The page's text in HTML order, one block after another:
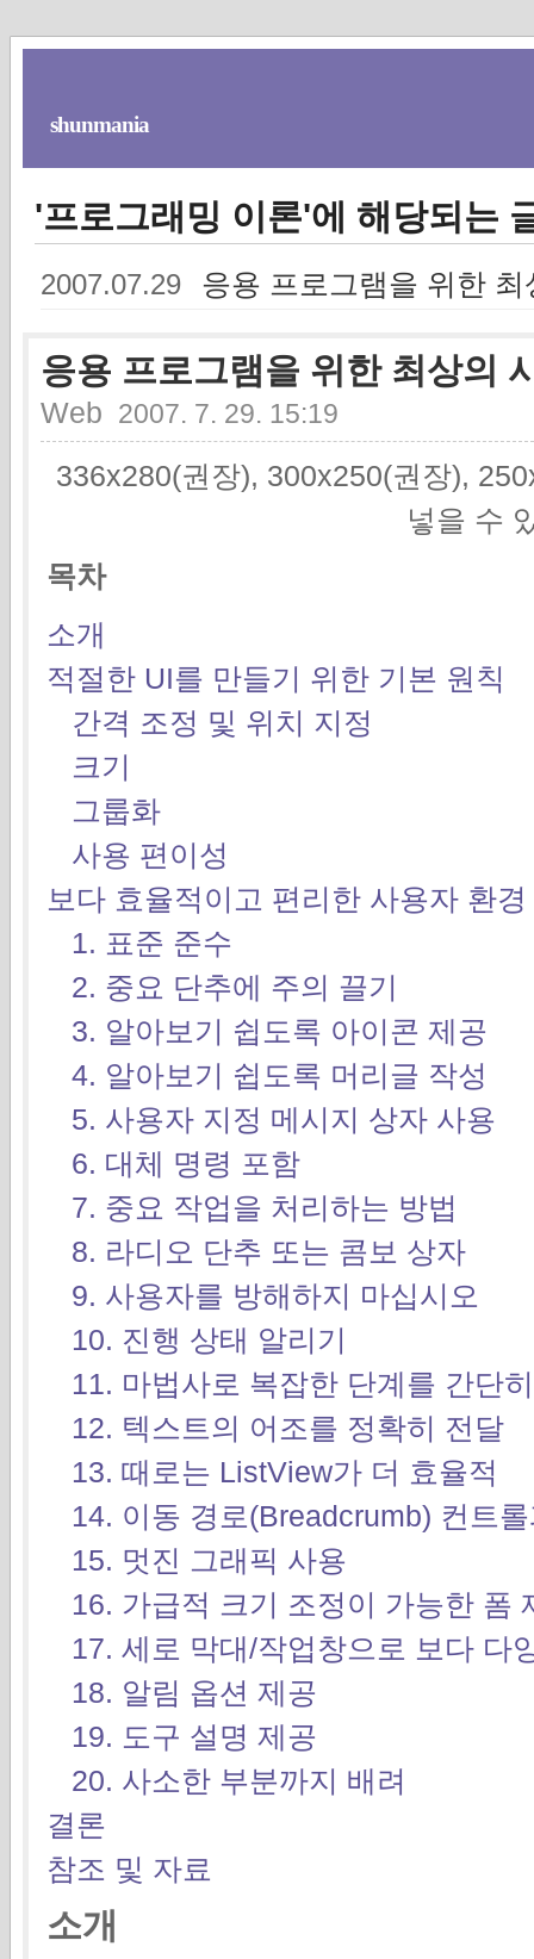
shunmania
'프로그래밍 이론'에 해당되는
2007.07.29 응용 프로그램을 위한
응용 프로그램을 위한 최상의
Web 2007. 7. 29. 15:19
336x280(권장), 300x250(권장),
넣을 수
목차
소개
적절한 UI를 만들기 위한 기본 원칙
간격 조정 및 위치 지정
크기
그룹화
사용 편이성
보다 효율적이고 편리한 사용자 환
1. 표준 준수
2. 중요 단추에 주의 끌기
3. 알아보기 쉽도록 아이콘 제공
4. 알아보기 쉽도록 머리글 작성
5. 사용자 지정 메시지 상자 사용
6. 대체 명령 포함
7. 중요 작업을 처리하는 방법
8. 라디오 단추 또는 콤보 상자
9. 사용자를 방해하지 마십시오
10. 진행 상태 알리기
11. 마법사로 복잡한 단계를 간단
12. 텍스트의 어조를 정확히 전달
13. 때로는 ListView가 더 효율적
14. 이동 경로(Breadcrumb) 컨트
15. 멋진 그래픽 사용
16. 가급적 크기 조정이 가능한 폼
17. 세로 막대/작업창으로 보다 다
18. 알림 옵션 제공
19. 도구 설명 제공
20. 사소한 부분까지 배려
결론
참조 및 자료
소개